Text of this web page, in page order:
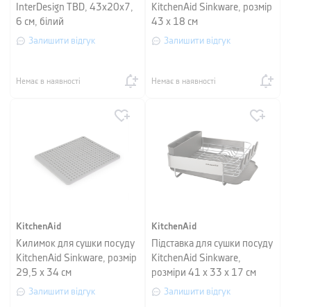
InterDesign TBD, 43х20х7,
6 см, білий
Залишити відгук
Немає в наявності
KitchenAid Sinkware, розмір
43 х 18 см
Залишити відгук
Немає в наявності
KitchenAid
Килимок для сушки посуду
KitchenAid Sinkware, розмір
29,5 х 34 см
Залишити відгук
KitchenAid
Підставка для сушки посуду
KitchenAid Sinkware,
розміри 41 x 33 x 17 см
Залишити відгук